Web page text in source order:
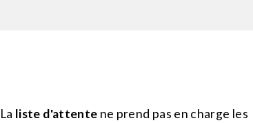
La liste d'attente ne prend pas en charge les